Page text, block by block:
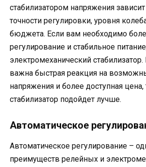
стабилизатором напряжения
точности регулировки, уровня
бюджета. Если вам необходимо
регулирование и стабильное
электромеханический
важна быстрая реакция на
напряжения и более доступная
стабилизатор подойдет лучше.
Автоматическое
Автоматическое регулирование –
преимуществ релейных и